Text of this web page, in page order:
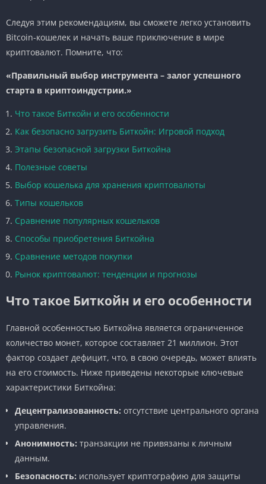
Следуя этим рекомендациям, вы сможете легко установить
Bitcoin-кошелек и начать ваше приключение в мире
криптовалют. Помните, что:
«Правильный выбор инструмента – залог успешного
старта в криптоиндустрии.»
Что такое Биткойн и его особенности
Как безопасно загрузить Биткойн: Игровой подход
Этапы безопасной загрузки Биткойна
Полезные советы
Выбор кошелька для хранения криптовалюты
Типы кошельков
Сравнение популярных кошельков
Способы приобретения Биткойна
Сравнение методов покупки
Рынок криптовалют: тенденции и прогнозы
Что такое Биткойн и его особенности
Главной особенностью Биткойна является ограниченное
количество монет, которое составляет 21 миллион. Этот
фактор создает дефицит, что, в свою очередь, может влиять
на его стоимость. Ниже приведены некоторые ключевые
характеристики Биткойна:
Децентрализованность: отсутствие центрального органа
управления.
Анонимность: транзакции не привязаны к личным
данным.
Безопасность: использует криптографию для защиты